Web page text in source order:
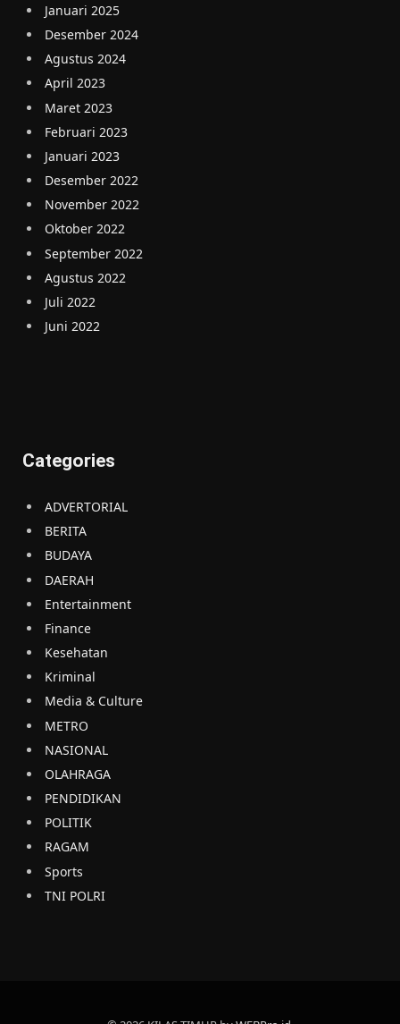
Januari 2025
Desember 2024
Agustus 2024
April 2023
Maret 2023
Februari 2023
Januari 2023
Desember 2022
November 2022
Oktober 2022
September 2022
Agustus 2022
Juli 2022
Juni 2022
Categories
ADVERTORIAL
BERITA
BUDAYA
DAERAH
Entertainment
Finance
Kesehatan
Kriminal
Media & Culture
METRO
NASIONAL
OLAHRAGA
PENDIDIKAN
POLITIK
RAGAM
Sports
TNI POLRI